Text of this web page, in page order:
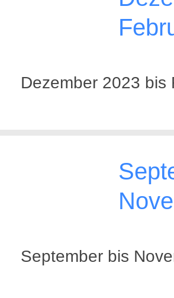
Dezember 2023 bis
September bis